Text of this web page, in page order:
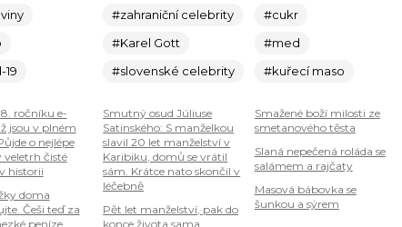
ročníku e-
jsou v plném
o nejlépe
veletrh čisté
historii
doma
Češi teď za
peníze.
#zahraniční celebrity
#Karel Gott
#slovenské celebrity
Smutný osud Júliuse
Satinského: S manželkou
slavil 20 let manželství v
Karibiku, domů se vrátil
sám. Krátce nato skončil v
léčebně
Pět let manželství, pak do
konce života sama.
#cukr
#med
#kuřecí maso
Smažené boží milosti ze
smetanového těsta
Slaná nepečená roláda se
salámem a rajčaty
Masová bábovka se
šunkou a sýrem